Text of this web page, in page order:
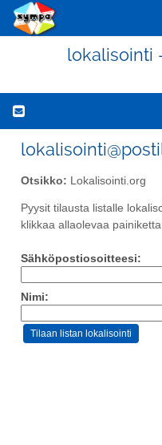
lokalisointi
Otsikko: Lokalisointi.org
Pyysit tilausta listalle
klikkaa allaolevaa
Sähköpostiosoitteesi:
Nimi: